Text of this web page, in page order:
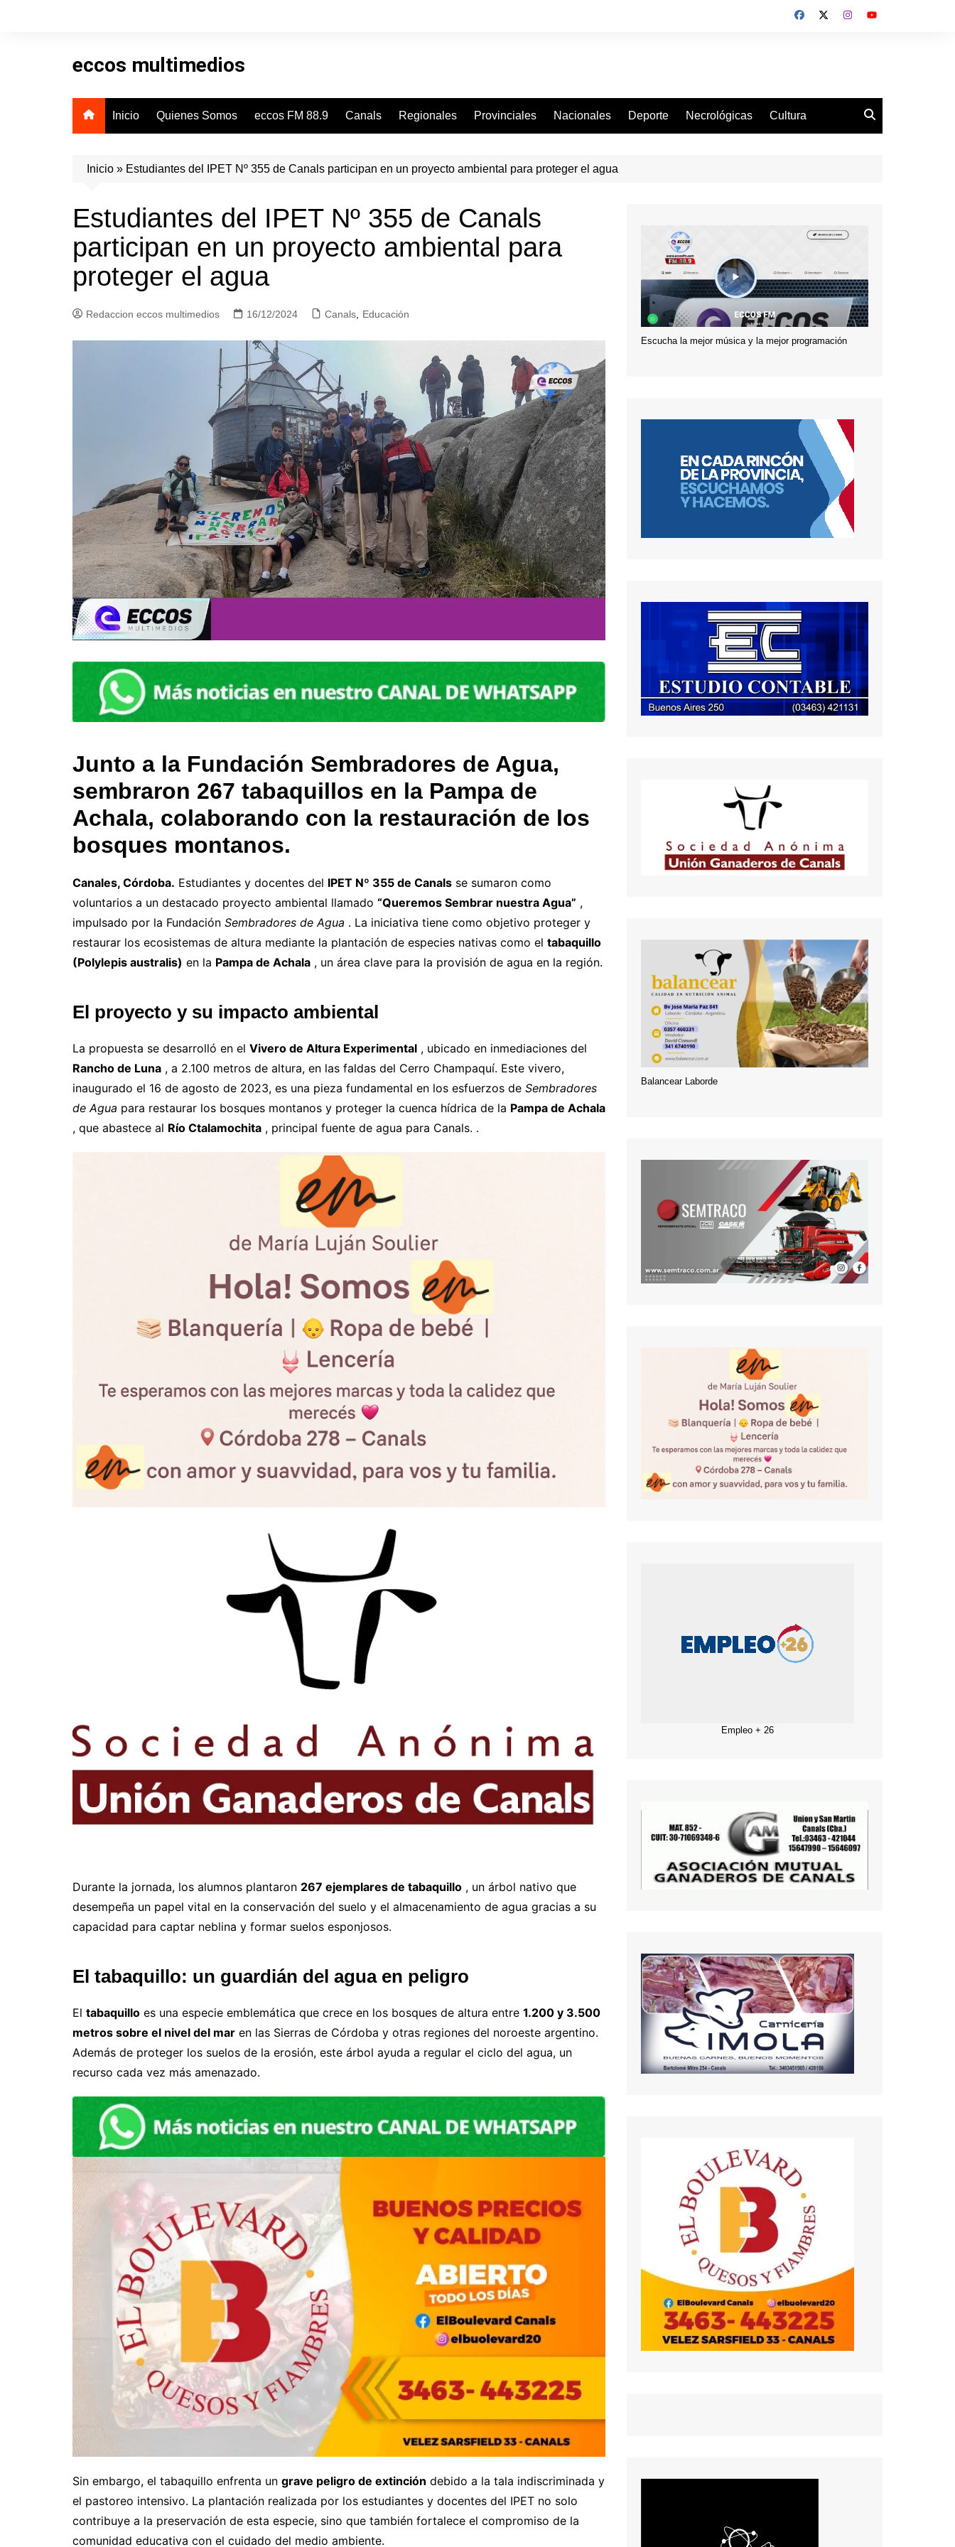
eccos multimedios
Inicio Quienes Somos eccos FM 88.9 Canals Regionales Provinciales Nacionales Deporte Necrológicas Cultura
Inicio » Estudiantes del IPET Nº 355 de Canals participan en un proyecto ambiental para proteger el agua
Estudiantes del IPET Nº 355 de Canals
participan en un proyecto ambiental para
proteger el agua
Redaccion eccos multimedios 16/12/2024 Canals Educación
Junto a la Fundación Sembradores de Agua,
sembraron 267 tabaquillos en la Pampa de
Achala, colaborando con la restauración de los
bosques montanos.
Canales, Córdoba. Estudiantes y docentes del IPET Nº 355 de Canals se sumaron como
voluntarios a un destacado proyecto ambiental llamado “Queremos Sembrar nuestra Agua” ,
impulsado por la Fundación Sembradores de Agua . La iniciativa tiene como objetivo proteger y
restaurar los ecosistemas de altura mediante la plantación de especies nativas como el tabaquillo
(Polylepis australis) en la Pampa de Achala , un área clave para la provisión de agua en la región.
El proyecto y su impacto ambiental
La propuesta se desarrolló en el Vivero de Altura Experimental , ubicado en inmediaciones del
Rancho de Luna , a 2.100 metros de altura, en las faldas del Cerro Champaquí. Este vivero,
inaugurado el 16 de agosto de 2023, es una pieza fundamental en los esfuerzos de Sembradores
de Agua para restaurar los bosques montanos y proteger la cuenca hídrica de la Pampa de Achala
, que abastece al Río Ctalamochita , principal fuente de agua para Canals. .
Durante la jornada, los alumnos plantaron 267 ejemplares de tabaquillo , un árbol nativo que
desempeña un papel vital en la conservación del suelo y el almacenamiento de agua gracias a su
capacidad para captar neblina y formar suelos esponjosos.
El tabaquillo: un guardián del agua en peligro
El tabaquillo es una especie emblemática que crece en los bosques de altura entre 1.200 y 3.500
metros sobre el nivel del mar en las Sierras de Córdoba y otras regiones del noroeste argentino.
Además de proteger los suelos de la erosión, este árbol ayuda a regular el ciclo del agua, un
recurso cada vez más amenazado.
Sin embargo, el tabaquillo enfrenta un grave peligro de extinción debido a la tala indiscriminada y
el pastoreo intensivo. La plantación realizada por los estudiantes y docentes del IPET no solo
contribuye a la preservación de esta especie, sino que también fortalece el compromiso de la
comunidad educativa con el cuidado del medio ambiente.
Escucha la mejor música y la mejor programación
Balancear Laborde
Empleo + 26